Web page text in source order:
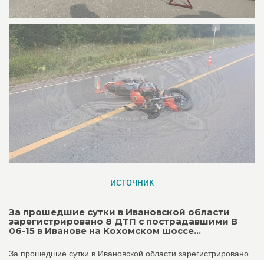
источник
За прошедшие сутки в Ивановской области
зарегистрировано 8 ДТП с пострадавшими В
06-15 в Иванове на Кохомском шоссе...
За прошедшие сутки в Ивановской области зарегистрировано